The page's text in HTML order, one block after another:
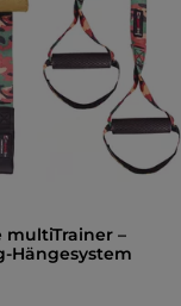
multiTrainer –
Hängesystem